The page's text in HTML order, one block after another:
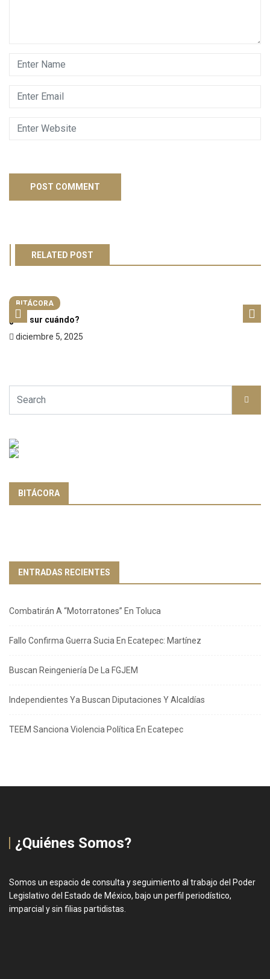
RELATED POST
BITÁCORA
¿Y el sur cuándo?
diciembre 5, 2025
BITÁCORA
ENTRADAS RECIENTES
Combatirán A “Motorratones” En Toluca
Fallo Confirma Guerra Sucia En Ecatepec: Martínez
Buscan Reingeniería De La FGJEM
Independientes Ya Buscan Diputaciones Y Alcaldías
TEEM Sanciona Violencia Política En Ecatepec
¿Quiénes Somos?
Somos un espacio de consulta y seguimiento al trabajo del Poder
Legislativo del Estado de México, bajo un perfil periodístico,
imparcial y sin filias partidistas.